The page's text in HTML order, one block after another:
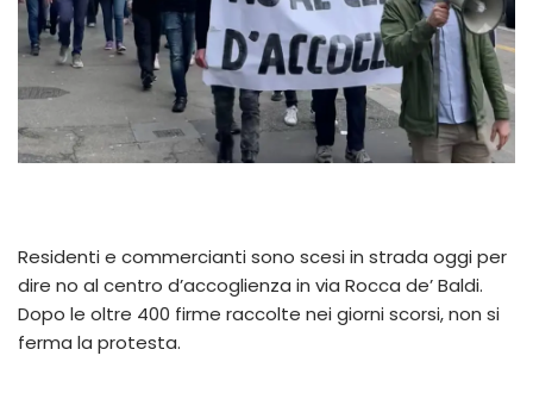
Residenti e commercianti sono scesi in strada oggi per
dire no al centro d’accoglienza in via Rocca de’ Baldi.
Dopo le oltre 400 firme raccolte nei giorni scorsi, non si
ferma la protesta.